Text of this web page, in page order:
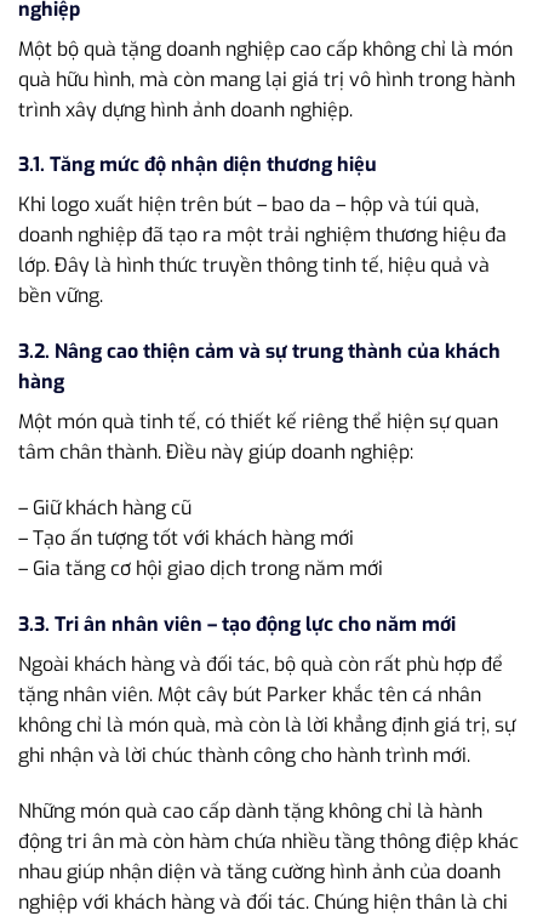
nghiệp
Một bộ quà tặng doanh nghiệp cao cấp không chỉ là món
quà hữu hình, mà còn mang lại giá trị vô hình trong hành
trình xây dựng hình ảnh doanh nghiệp.
3.1. Tăng mức độ nhận diện thương hiệu
Khi logo xuất hiện trên bút – bao da – hộp và túi quà,
doanh nghiệp đã tạo ra một trải nghiệm thương hiệu đa
lớp. Đây là hình thức truyền thông tinh tế, hiệu quả và
bền vững.
3.2. Nâng cao thiện cảm và sự trung thành của khách
hàng
Một món quà tinh tế, có thiết kế riêng thể hiện sự quan
tâm chân thành. Điều này giúp doanh nghiệp:
– Giữ khách hàng cũ
– Tạo ấn tượng tốt với khách hàng mới
– Gia tăng cơ hội giao dịch trong năm mới
3.3. Tri ân nhân viên – tạo động lực cho năm mới
Ngoài khách hàng và đối tác, bộ quà còn rất phù hợp để
tặng nhân viên. Một cây bút Parker khắc tên cá nhân
không chỉ là món quà, mà còn là lời khẳng định giá trị, sự
ghi nhận và lời chúc thành công cho hành trình mới.
Những món quà cao cấp dành tặng không chỉ là hành
động tri ân mà còn hàm chứa nhiều tầng thông điệp khác
nhau giúp nhận diện và tăng cường hình ảnh của doanh
nghiệp với khách hàng và đối tác. Chúng hiện thân là chi